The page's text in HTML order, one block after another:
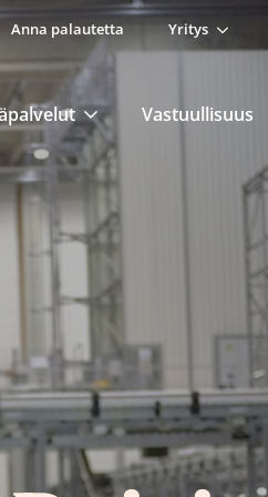
Anna palautetta Yritys
Vastuullisuus